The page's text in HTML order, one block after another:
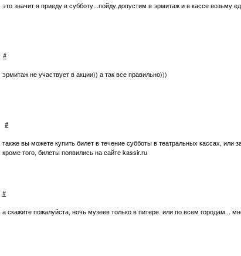
это значит я приеду в субботу...пойду,допустим в эрмитаж и в кассе возьму
#
эрмитаж не участвует в акции)) а так все правильно)))
#
также вы можете купить билет в течение субботы в театральных кассах, или
кроме того, билеты появились на сайте kassir.ru
#
а скажите пожалуйста, ночь музеев только в питере. или по всем городам...